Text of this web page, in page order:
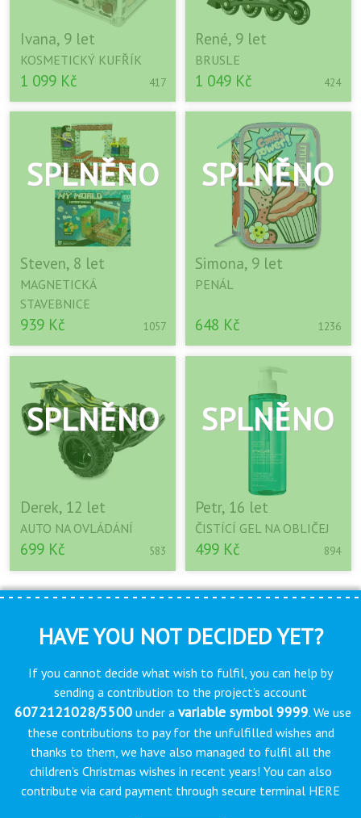
Ivana, 9 let
KOSMETICKÝ KUFŘÍK
1 099 Kč 417
René, 9 let
BRUSLE
1 049 Kč 424
Steven, 8 let
MAGNETICKÁ
STAVEBNICE
939 Kč 1057
Simona, 9 let
PENÁL
648 Kč 1236
Derek, 12 let
AUTO NA OVLÁDÁNÍ
699 Kč 583
Petr, 16 let
ČISTÍCÍ GEL NA OBLIČEJ
499 Kč 894
HAVE YOU NOT DECIDED YET?
If you cannot decide what wish to fulfil, you can help by
sending a contribution to the project’s account
6072121028/5500under a variable symbol 9999. We use
these contributions to pay for the unfulfilled wishes and
thanks to them, we have also managed to fulfil all the
children’s Christmas wishes in recent years! You can also
contribute via card payment through secure terminal HERE